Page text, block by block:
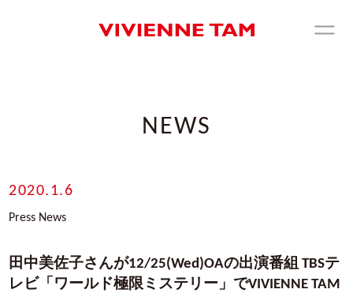
NEWS
2020.1.6
Press News
田中美佐子さんが12/25(Wed)OAの出演番組 TBSテ
レビ「ワールド極限ミステリー」でVIVIENNE TAM